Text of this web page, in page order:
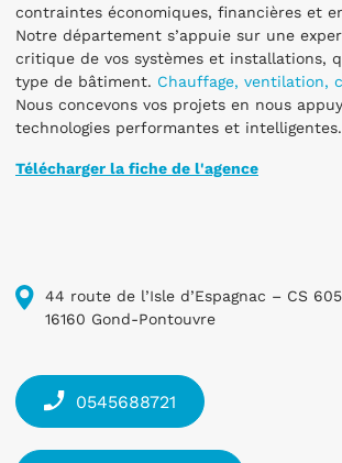
contraintes économiques, financières et
Notre département s’appuie sur une
critique de vos systèmes et installations,
type de bâtiment. Chauffage, ventilation,
Nous concevons vos projets en nous
technologies performantes et intelligentes.
Télécharger la fiche de l'agence
44 route de l’Isle d’Espagnac – CS
16160 Gond-Pontouvre
0545688721